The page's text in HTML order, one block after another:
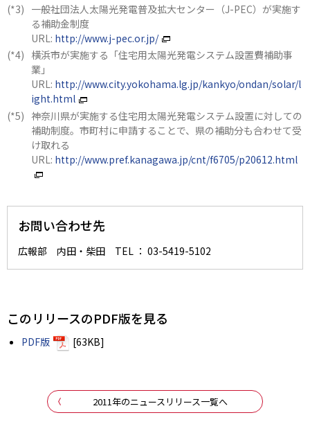
一般社団法人太陽光発電普及拡大センター（J-PEC）が実施す
る補助金制度
URL: http://www.j-pec.or.jp/
横浜市が実施する「住宅用太陽光発電システム設置費補助事
業」
URL: http://www.city.yokohama.lg.jp/kankyo/ondan/solar/l
ight.html
神奈川県が実施する住宅用太陽光発電システム設置に対しての
補助制度。市町村に申請することで、県の補助分も合わせて受
け取れる
URL: http://www.pref.kanagawa.jp/cnt/f6705/p20612.html
お問い合わせ先
広報部 内田・柴田 TEL ： 03-5419-5102
このリリースのPDF版を見る
PDF版 [63KB]
2011年のニュースリリース一覧へ